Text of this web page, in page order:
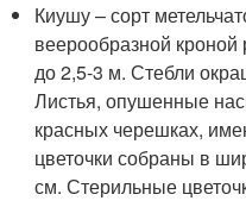
Киушу – сорт
веерообразной
до 2,5-3 м. Стебли
Листья, опушенные
красных черешках,
цветочки собраны в
см. Стерильные